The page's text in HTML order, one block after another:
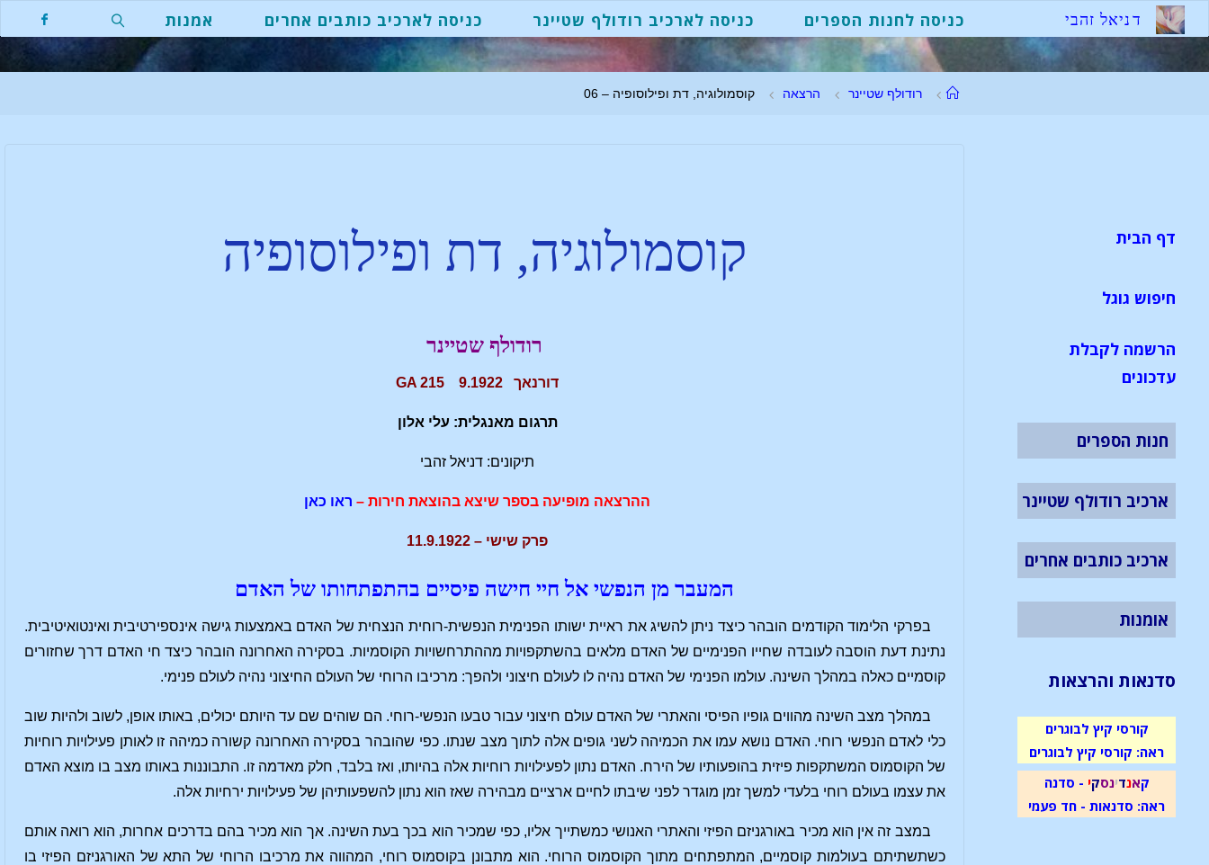
דניאל זהבי כניסה לחנות הספרים כניסה לארכיב רודולף שטיינר כניסה לארכיב כותבים אחרים אמנות
רודולף שטיינר הרצאה קוסמולוגיה, דת ופילוסופיה – 06
קוסמולוגיה, דת ופילוסופיה
רודולף שטיינר
דורנאך 9.1922 GA 215
תרגום מאנגלית: עלי אלון
תיקונים: דניאל זהבי
ההרצאה מופיעה בספר שיצא בהוצאת חירות – ראו כאן
פרק שישי – 11.9.1922
המעבר מן הנפשי אל חיי חישה פיסיים בהתפתחותו של האדם
בפרקי הלימוד הקודמים הובהר כיצד ניתן להשיג את ראיית ישותו הפנימית הנפשית-רוחית הנצחית של האדם באמצעות גישה אינספירטיבית ואינטואיטיבית.
נתינת דעת הוסבה לעובדה שחייו הפנימיים של האדם מלאים בהשתקפויות מההתרחשויות הקוסמיות. בסקירה האחרונה הובהר כיצד חי האדם דרך שחזורים
קוסמיים כאלה במהלך השינה. עולמו הפנימי של האדם נהיה לו לעולם חיצוני ולהפך: מרכיבו הרוחי של העולם החיצוני נהיה לעולם פנימי.
במהלך מצב השינה מהווים גופיו הפיסי והאתרי של האדם עולם חיצוני עבור טבעו הנפשי-רוחי. הם שוהים שם עד היותם יכולים, באותו אופן, לשוב ולהיות שוב
כלי לאדם הנפשי רוחי. האדם נושא עמו את הכמיהה לשני גופים אלה לתוך מצב שנתו. כפי שהובהר בסקירה האחרונה קשורה כמיהה זו לאותן פעילויות רוחיות
של הקוסמוס המשתקפות פיזית בהופעותיו של הירח. האדם נתון לפעילויות רוחיות אלה בהיותו, ואז בלבד, חלק מאדמה זו. התבוננות באותו מצב בו מוצא האדם
את עצמו בעולם רוחי בלעדי למשך זמן מוגדר לפני שיבתו לחיים ארציים מבהירה שאז הוא נתון להשפעותיהן של פעילויות ירחיות אלה.
במצב זה אין הוא מכיר באורגניזם הפיזי והאתרי האנושי כמשתייך אליו, כפי שמכיר הוא בכך בעת השינה. אך הוא מכיר בהם בדרכים אחרות, הוא רואה אותם
כשתשתיתם בעולמות קוסמיים, המתפתחים מתוך הקוסמוס הרוחי. הוא מתבונן בקוסמוס רוחי, המהווה את מרכיבו הרוחי של התא של האורגניזם הפיזי בו
דף הבית
חיפוש גוגל
הרשמה לקבלת
עדכונים
חנות הספרים
ארכיב רודולף שטיינר
ארכיב כותבים אחרים
אומנות
סדנאות והרצאות
קורסי קיץ לבוגרים
ראה: קורסי קיץ לבוגרים
קאנדינסקי - סדנה
ראה: סדנאות - חד פעמי